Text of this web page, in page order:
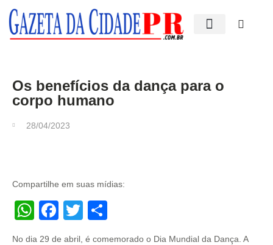
Os benefícios da dança para o
corpo humano
28/04/2023
Compartilhe em suas mídias:
WhatsApp
Facebook
Twitter
No dia 29 de abril, é comemorado o Dia Mundial da Dança. A